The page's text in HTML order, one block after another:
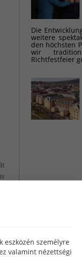
Die
weitere
den höchsten
wir
Richtfestfeier
Die
Budai
Februar
Grabarics
gesamten
fachlicher
modernen
személyre
valamint nézettségi